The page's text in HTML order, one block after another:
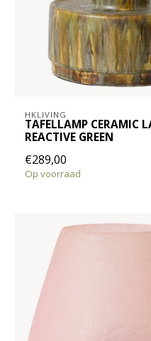
HKLIVING
TAFELLAMP CERAMIC
REACTIVE GREEN
€289,00
Op voorraad